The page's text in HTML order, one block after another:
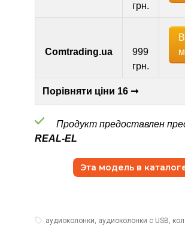
грн.
Comtrading.ua
999
грн.
В
Порівняти ціни 16 ➞
Продукт предоставлен
REAL-EL
Эта модель в
аудиоколонки, аудиоколонки с USB,